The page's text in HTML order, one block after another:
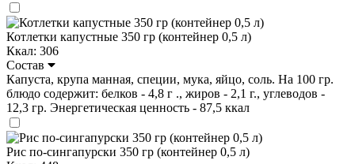
Котлетки капустные 350 гр (контейнер 0,5 л)
Ккал: 306
Состав
Капуста, крупа манная, специи, мука, яйцо, соль. На 100 гр.
блюдо содержит: белков - 4,8 г ., жиров - 2,1 г., углеводов -
12,3 гр. Энергетическая ценность - 87,5 ккал
Рис по-сингапурски 350 гр (контейнер 0,5 л)